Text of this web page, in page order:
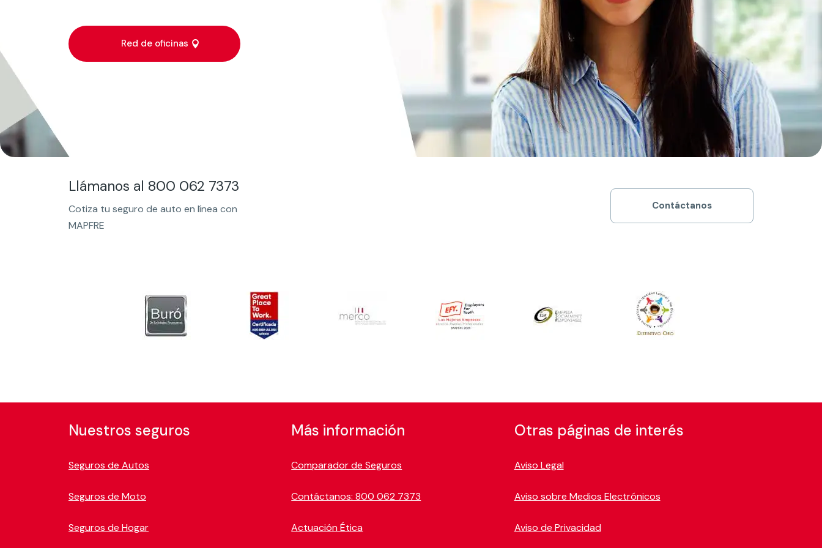
Red de oficinas
Llámanos al 800 062 7373
Cotiza tu seguro de auto en línea con
MAPFRE
Contáctanos
Nuestros seguros
Seguros de Autos
Seguros de Moto
Seguros de Hogar
Más información
Comparador de Seguros
Contáctanos: 800 062 7373
Actuación Ética
Otras páginas de interés
Aviso Legal
Aviso sobre Medios Electrónicos
Aviso de Privacidad